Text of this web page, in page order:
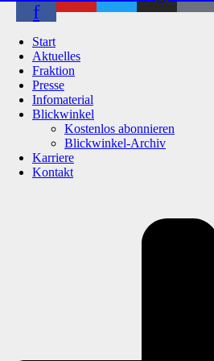
f
Start
Aktuelles
Fraktion
Presse
Infomaterial
Blickwinkel
Kostenlos abonnieren
Blickwinkel-Archiv
Karriere
Kontakt